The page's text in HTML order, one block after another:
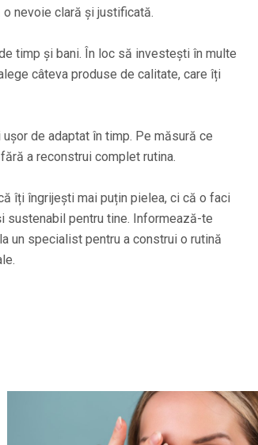
nevoie clară și justificată.
timp și bani. În loc să investești în multe
câteva produse de calitate, care îți
de adaptat în timp. Pe măsură ce
a reconstrui complet rutina.
îți îngrijești mai puțin pielea, ci că o faci
sustenabil pentru tine. Informează-te
un specialist pentru a construi o rutină